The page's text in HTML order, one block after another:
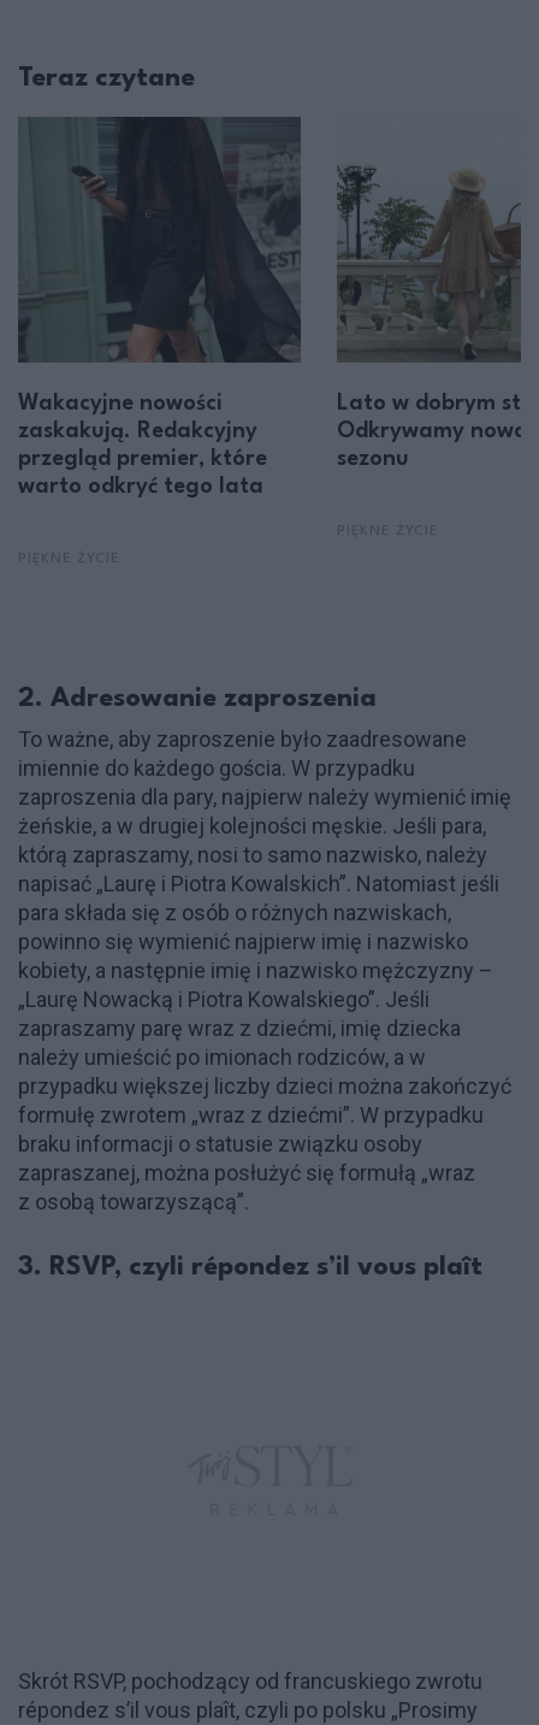
Teraz czytane
Wakacyjne nowości
zaskakują. Redakcyjny
przegląd premier, które
warto odkryć tego lata
Lato w dobrym
Odkrywamy
sezonu
2. Adresowanie zaproszenia
To ważne, aby zaproszenie było zaadresowane
imiennie do każdego gościa. W przypadku
zaproszenia dla pary, najpierw należy wymienić imię
żeńskie, a w drugiej kolejności męskie. Jeśli para,
którą zapraszamy, nosi to samo nazwisko, należy
napisać „Laurę i Piotra Kowalskich”. Natomiast jeśli
para składa się z osób o różnych nazwiskach,
powinno się wymienić najpierw imię i nazwisko
kobiety, a następnie imię i nazwisko mężczyzny –
„Laurę Nowacką i Piotra Kowalskiego”. Jeśli
zapraszamy parę wraz z dziećmi, imię dziecka
należy umieścić po imionach rodziców, a w
przypadku większej liczby dzieci można zakończyć
formułę zwrotem „wraz z dziećmi”. W przypadku
braku informacji o statusie związku osoby
zapraszanej, można posłużyć się formułą „wraz
z osobą towarzyszącą”.
3. RSVP, czyli répondez s’il vous plaît
Skrót RSVP, pochodzący od francuskiego zwrotu
répondez s’il vous plaît, czyli po polsku „Prosimy